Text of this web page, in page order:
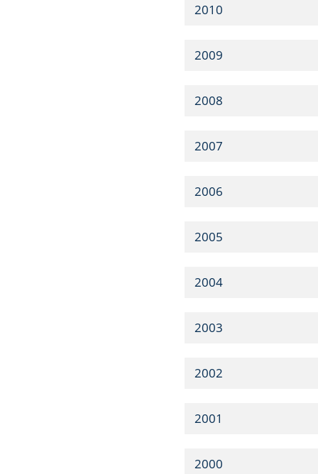
2010
2009
2008
2007
2006
2005
2004
2003
2002
2001
2000